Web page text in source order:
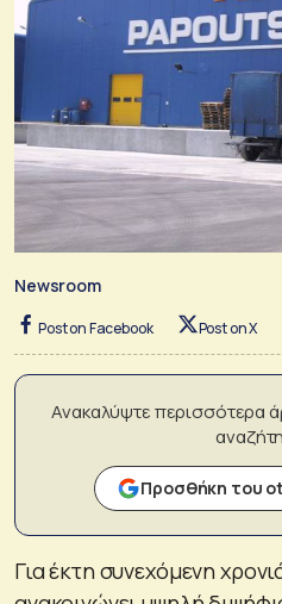
Newsroom
Post on Facebook Post on X
Ανακαλύψτε περισσότερα
Προσθήκη του
Για έκτη συνεχόμενη